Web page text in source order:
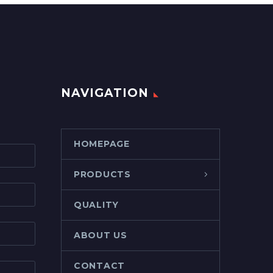
NAVIGATION
HOMEPAGE
PRODUCTS
QUALITY
ABOUT US
CONTACT